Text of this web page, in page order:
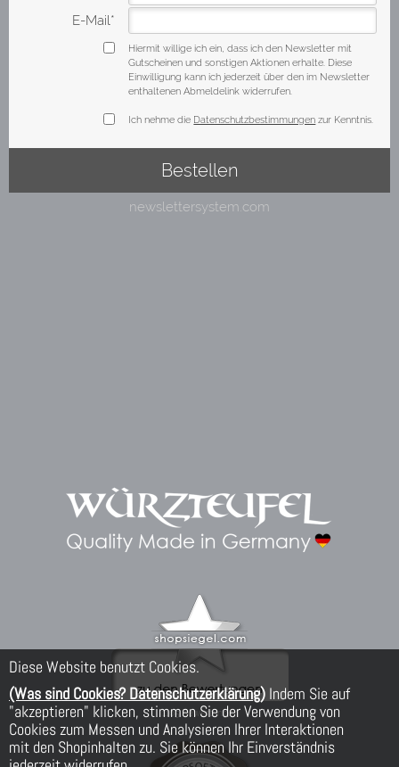
Diese Website benutzt Cookies.
(Was sind Cookies? Datenschutzerklärung) Indem Sie auf
"akzeptieren" klicken, stimmen Sie der Verwendung von
Cookies zum Messen und Analysieren Ihrer Interaktionen
mit den Shopinhalten zu. Sie können Ihr Einverständnis